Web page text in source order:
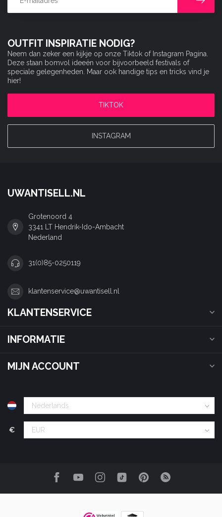
OUTFIT INSPIRATIE NODIG?
Neem dan zeker een kijkje op onze Tiktok of Instagram Pagina.
Deze staan bomvol ideeën voor bijvoorbeeld festivals of
speciale gelegenheden. Maar ook handige tips en tricks vind je
hier!
TIKTOK
INSTAGRAM
UWANTISELL.NL
Grotenoord 4
3341 LT Hendrik-Ido-Ambacht
Nederland
31(0)85-0250119
klantenservice@uwantisell.nl
KLANTENSERVICE
INFORMATIE
MIJN ACCOUNT
€